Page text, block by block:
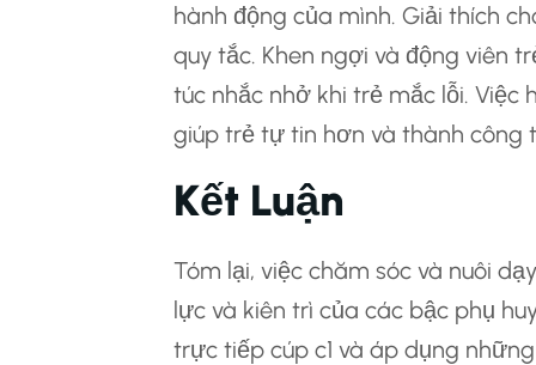
hành động của mình. Giải thích
quy tắc. Khen ngợi và động viên
túc nhắc nhở khi trẻ mắc lỗi. Việc
giúp trẻ tự tin hơn và thành công
Kết Luận
Tóm lại, việc chăm sóc và nuôi
lực và kiên trì của các bậc phụ
trực tiếp cúp c1 và áp dụng